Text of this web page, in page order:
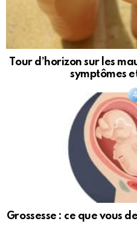
Tour d’horizon sur les
symptômes
Grossesse : ce que vous